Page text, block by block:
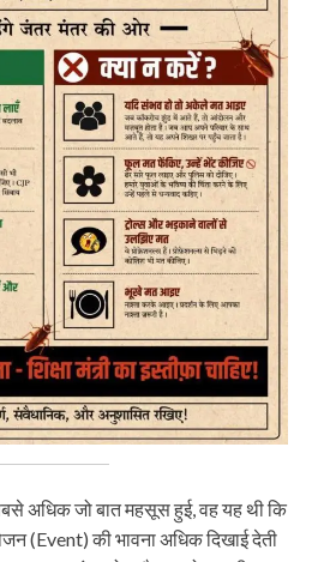
अधिक जो बात महसूस हुई, वह यह थी कि
(Event) की भावना अधिक दिखाई देती